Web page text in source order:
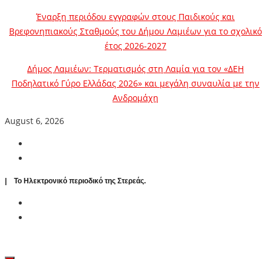
Έναρξη περιόδου εγγραφών στους Παιδικούς και
Βρεφονηπιακούς Σταθμούς του Δήμου Λαμιέων για το σχολικό
έτος 2026-2027
Δήμος Λαμιέων: Τερματισμός στη Λαμία για τον «ΔΕΗ
Ποδηλατικό Γύρο Ελλάδας 2026» και μεγάλη συναυλία με την
Ανδρομάχη
August 6, 2026
| To Ηλεκτρονικό περιοδικό της Στερεάς.